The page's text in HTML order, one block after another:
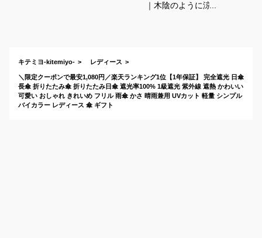
｜木陰のように涼し
キテミヨ-kitemiyo- レディース
＼限定クーポンで最安1,080円／楽天ランキング1位【1年保証】 完全遮光 日傘
長傘 折りたたみ傘 折りたたみ日傘 遮光率100% 1級遮光 紫外線 遮熱 かわいい
可愛い おしゃれ きれいめ フリル 雨傘 かさ 晴雨兼用 UVカット 軽量 シンプル
バイカラー レディース 傘 ギフト